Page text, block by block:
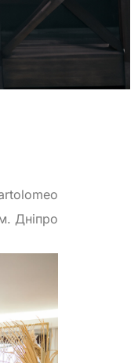
Дніпро